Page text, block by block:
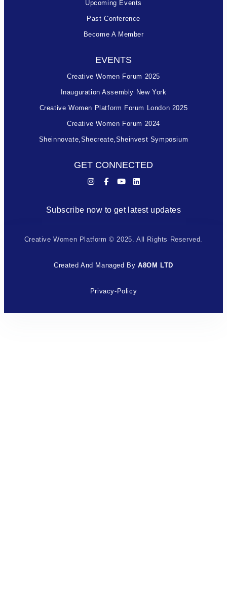
Upcoming Events
Past Conference
Become A Member
EVENTS
Creative Women Forum 2025
Inauguration Assembly New York
Creative Women Platform Forum London 2025
Creative Women Forum 2024
Sheinnovate,shecreate,sheinvest Symposium
GET CONNECTED
Subscribe now to get latest updates
Creative Women Platform © 2025. All Rights Reserved.
Created And Managed By A8OM LTD
Privacy-Policy